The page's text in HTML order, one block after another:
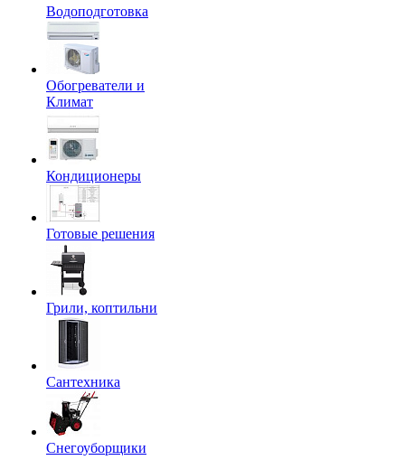
Водоподготовка
Обогреватели и
Климат
Кондиционеры
Готовые решения
Грили, коптильни
Сантехника
Снегоуборщики